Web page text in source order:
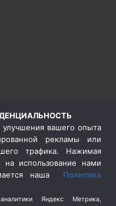
вашего опыта
рекламы или
трафика. Нажимая
на использование нами
наша Политика
Яндекс Метрика,